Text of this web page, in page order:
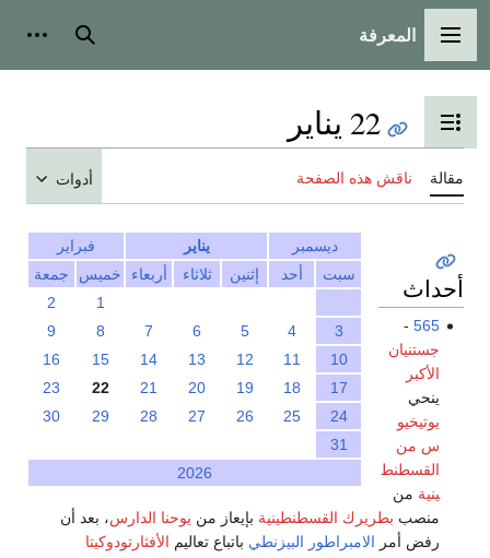
القائمة الرئيسية
المعرفة بحث
تبديل عرض جدول المحتويات
22 يناير
مقالة ناقش هذه الصفحة أدوات
ديسمبر يناير
فبراير
سبت
أحد إثنين ثلاثاء أربعاء خميس
جمعة
1
2
3
4
5
6
7
8
9
10
11
12
13
14
15
16
17
18
19
20
21
22
23
24
25
26
27
28
29
30
31
2026
أحداث
565
-
جستنيان
الأكبر
ينحي
يوتيخيو
س من
القسطنط
ينية من
منصب بطريرك القسطنطينية بإيعاز من يوحنا الدارس، بعد أن
رفض أمر الامبراطور البيزنطي باتباع تعاليم الأفثارتودوكيتا